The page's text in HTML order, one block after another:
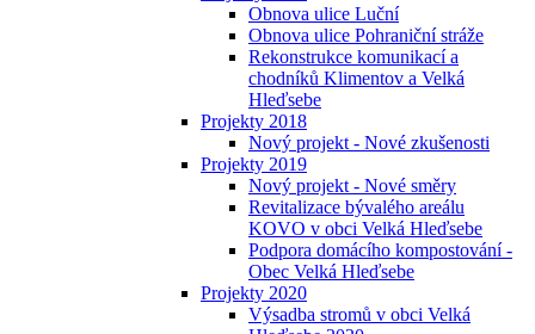
Obnova ulice Luční
Obnova ulice Pohraniční stráže
Rekonstrukce komunikací a
chodníků Klimentov a Velká
Hleďsebe
Projekty 2018
Nový projekt - Nové zkušenosti
Projekty 2019
Nový projekt - Nové směry
Revitalizace bývalého areálu
KOVO v obci Velká Hleďsebe
Podpora domácího kompostování -
Obec Velká Hleďsebe
Projekty 2020
Výsadba stromů v obci Velká